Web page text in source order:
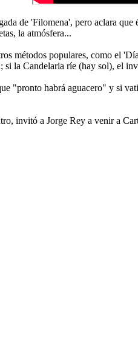
de 'Filomena', pero aclara
la atmósfera...
métodos populares, como el
la Candelaria ríe (hay sol), el
"pronto habrá aguacero" y si
invitó a Jorge Rey a venir a